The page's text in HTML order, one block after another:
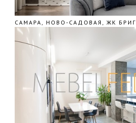
САМАРА, НОВО-САДОВАЯ, ЖК БРИГ